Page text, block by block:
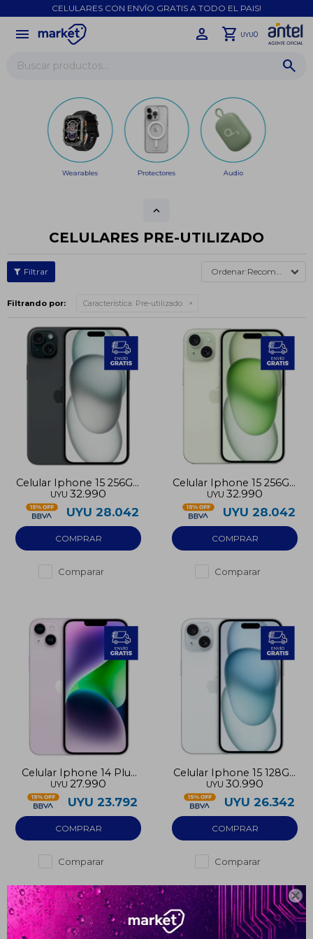

CELULARES CON ENVÍO GRATIS A TODO EL PAIS!
menu UYU0
Wearables Protectores Audio
CELULARES PRE-UTILIZADO
Recomendados
Filtrando por: Característica: Pre-utilizado
Celular Iphone 15 256GB
pre-utilizado
UYU 32.990
UYU 28.042
Comparar
Celular Iphone 15 256GB
pre-utilizado
UYU 32.990
UYU 28.042
Comparar
Celular Iphone 14 Plus
128GB pre-utilizado
UYU 27.990
UYU 23.792
Comparar
Celular Iphone 15 128GB
pre-utilizado
UYU 30.990
UYU 26.342
Comparar
¡Sumate a la forma más ágil de
close